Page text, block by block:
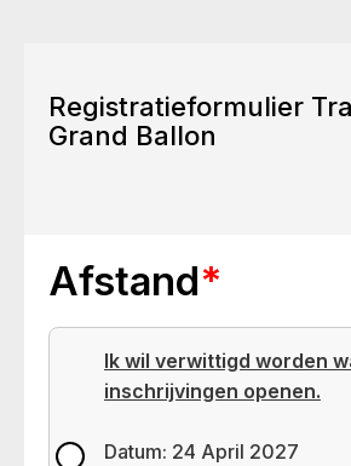
Registratieformulier
Grand Ballon
Afstand*
Ik wil verwittigd worden
inschrijvingen openen.
Datum: 24 April 2027